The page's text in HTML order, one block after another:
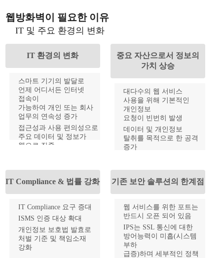
웹방화벽이 필요한 이유
IT 및 주요 환경의 변화
IT 환경의 변화
스마트 기기의 발달로
언제 어디서든 인터넷
접속이
가능하여 개인 또는 회사
업무의 연속성 증가
접근성과 사용 편의성으로
주요 데이터 및 정보가
웹으로 집중
중요 자산으로서 정보의
가치 상승
대다수의 웹 서비스
사용을 위해 기본적인
개인정보
요청이 빈번히 발생
데이터 및 개인정보
탈취를 목적으로 한 공격
증가
손실 초래
IT Compliance & 법률 강화
IT Compliance 요구 증대
ISMS 인증 대상 확대
개인정보 보호법 발효로
처벌 기준 및 책임소재
강화
기존 보안 솔루션의 한계점
웹 서비스를 위한 포트는
반드시 오픈 되어 있음
IPS는 SSL 통신에 대한
방어능력이 미흡(시스템
부하
급증)하며 세부적인 정책